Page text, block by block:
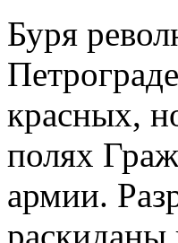
Буря
красных,
полях
армии.